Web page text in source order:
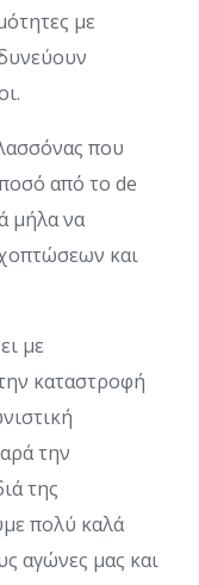
με
που
από το de
μήλα να
και
με
καταστροφή
την
της
πολύ καλά
αγώνες μας και